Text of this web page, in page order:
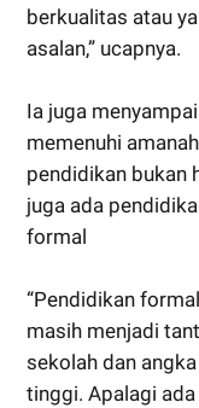
berkualitas atau
asalan,” ucapnya.
Ia juga
memenuhi
pendidikan bukan
juga ada
formal
“Pendidikan
masih menjadi
sekolah dan
tinggi. Apalagi